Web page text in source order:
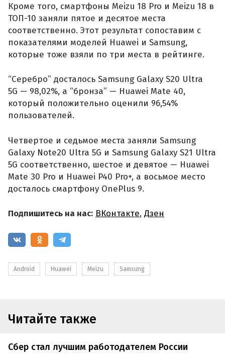
Кроме того, смартфоны Meizu 18 Pro и Meizu 18 в
ТОП-10 заняли пятое и десятое места
соответственно. Этот результат сопоставим с
показателями моделей Huawei и Samsung,
которые тоже взяли по три места в рейтинге.
“Серебро” досталось Samsung Galaxy S20 Ultra
5G — 98,02%, а “бронза” — Huawei Mate 40,
который положительно оценили 96,54%
пользователей.
Четвертое и седьмое места заняли Samsung
Galaxy Note20 Ultra 5G и Samsung Galaxy S21 Ultra
5G соответственно, шестое и девятое — Huawei
Mate 30 Pro и Huawei P40 Pro+, а восьмое место
досталось смартфону OnePlus 9.
Подпишитесь на нас: ВКонтакте, Дзен
Android Huawei Meizu Samsung
Читайте также
Сбер стал лучшим работодателем России